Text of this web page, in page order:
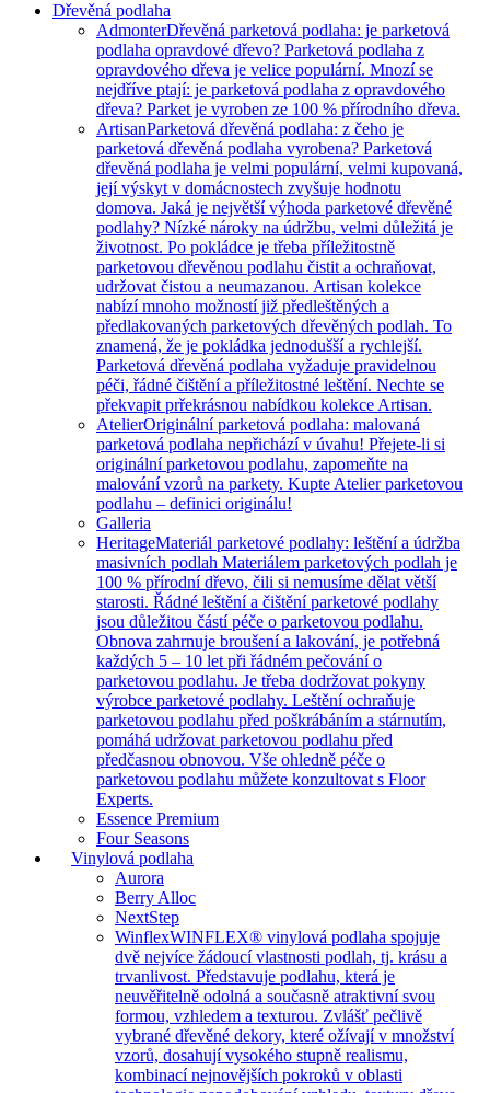
Dřevěná podlaha
AdmonterDřevěná parketová podlaha: je parketová
podlaha opravdové dřevo? Parketová podlaha z
opravdového dřeva je velice populární. Mnozí se
nejdříve ptají: je parketová podlaha z opravdového
dřeva? Parket je vyroben ze 100 % přírodního dřeva.
ArtisanParketová dřevěná podlaha: z čeho je
parketová dřevěná podlaha vyrobena? Parketová
dřevěná podlaha je velmi populární, velmi kupovaná,
její výskyt v domácnostech zvyšuje hodnotu
domova. Jaká je největší výhoda parketové dřevěné
podlahy? Nízké nároky na údržbu, velmi důležitá je
životnost. Po pokládce je třeba příležitostně
parketovou dřevěnou podlahu čistit a ochraňovat,
udržovat čistou a neumazanou. Artisan kolekce
nabízí mnoho možností již předleštěných a
předlakovaných parketových dřevěných podlah. To
znamená, že je pokládka jednodušší a rychlejší.
Parketová dřevěná podlaha vyžaduje pravidelnou
péči, řádné čištění a příležitostné leštění. Nechte se
překvapit prřekrásnou nabídkou kolekce Artisan.
AtelierOriginální parketová podlaha: malovaná
parketová podlaha nepřichází v úvahu! Přejete-li si
originální parketovou podlahu, zapomeňte na
malování vzorů na parkety. Kupte Atelier parketovou
podlahu – definici originálu!
Galleria
HeritageMateriál parketové podlahy: leštění a údržba
masivních podlah Materiálem parketových podlah je
100 % přírodní dřevo, čili si nemusíme dělat větší
starosti. Řádné leštění a čištění parketové podlahy
jsou důležitou částí péče o parketovou podlahu.
Obnova zahrnuje broušení a lakování, je potřebná
každých 5 – 10 let při řádném pečování o
parketovou podlahu. Je třeba dodržovat pokyny
výrobce parketové podlahy. Leštění ochraňuje
parketovou podlahu před poškrábáním a stárnutím,
pomáhá udržovat parketovou podlahu před
předčasnou obnovou. Vše ohledně péče o
parketovou podlahu můžete konzultovat s Floor
Experts.
Essence Premium
Four Seasons
Vinylová podlaha
Aurora
Berry Alloc
NextStep
WinflexWINFLEX® vinylová podlaha spojuje
dvě nejvíce žádoucí vlastnosti podlah, tj. krásu a
trvanlivost. Představuje podlahu, která je
neuvěřitelně odolná a současně atraktivní svou
formou, vzhledem a texturou. Zvlášť pečlivě
vybrané dřevěné dekory, které ožívají v množství
vzorů, dosahují vysokého stupně realismu,
kombinací nejnovějších pokroků v oblasti